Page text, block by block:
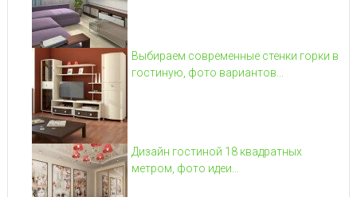
Выбираем современные стенки горки в
гостиную, фото вариантов...
Дизайн гостиной 18 квадратных
метром, фото идеи...